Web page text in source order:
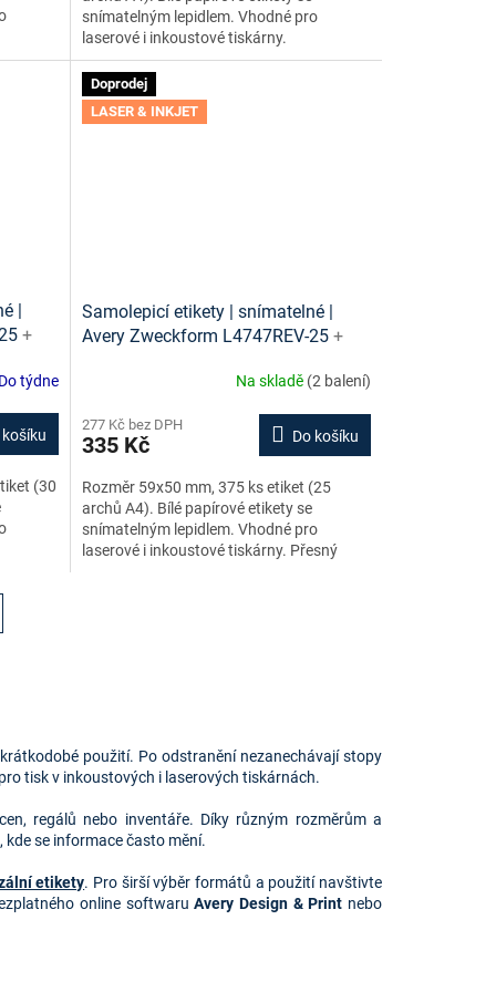
snímatelným lepidlem. Vhodné pro
laserové i inkoustové tiskárny.
|
+
týdne
košíku
(30
Doprodej
LASER & INKJET
Samolepicí etikety | snímatelné |
Avery Zweckform L4747REV-25 +
Na skladě (2 balení)
277 Kč bez DPH
335 Kč Do košíku
Rozměr 59x50 mm, 375 ks etiket (25
archů A4). Bílé papírové etikety se
snímatelným lepidlem. Vhodné pro
laserové i inkoustové tiskárny. Přesný
použití. Po odstranění nezanechávají stopy
tisk v inkoustových i laserových tiskárnách.
regálů nebo inventáře. Díky různým rozměrům a
se informace často mění.
etikety. Pro širší výběr formátů a použití navštivte
online softwaruAvery Design & Print nebo